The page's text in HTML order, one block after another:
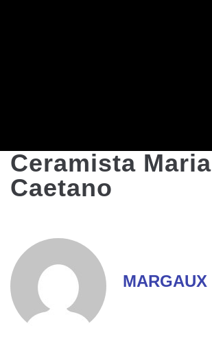
Ceramista Maria
Caetano
MARGAUX